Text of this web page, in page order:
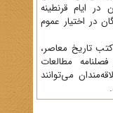
ایام قرنطینه
در اختیار عموم
تاریخ معاصر،
مطالعات
می‌توانند